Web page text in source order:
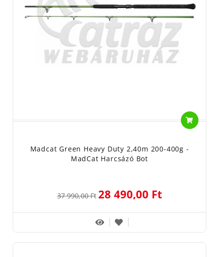
Madcat Green Heavy Duty 2,40m 200-400g -
MadCat Harcsázó Bot
37 990,00 Ft 28 490,00 Ft